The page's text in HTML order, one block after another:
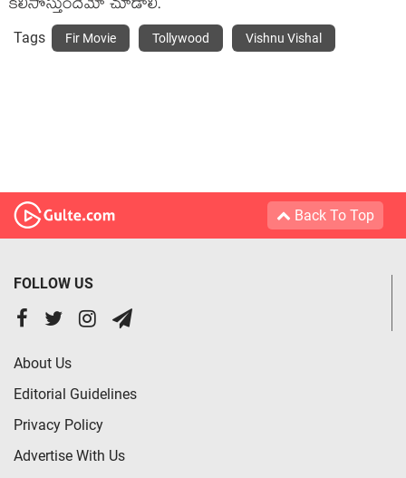
క‌లిసొస్తుందేమో చూడాలి.
Tags Fir Movie Tollywood Vishnu Vishal
Back To Top
FOLLOW US
About Us
Editorial Guidelines
Privacy Policy
Advertise With Us